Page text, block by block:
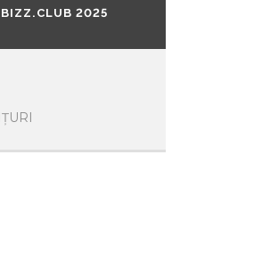
2025